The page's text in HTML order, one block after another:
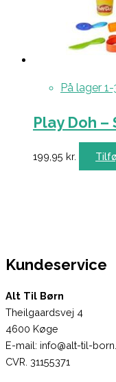
På lager
Play Doh
199,95 kr.
Kundeservice
Alt Til Børn
Theilgaardsvej 4
4600 Køge
E-mail: info@alt-til-
CVR. 31155371